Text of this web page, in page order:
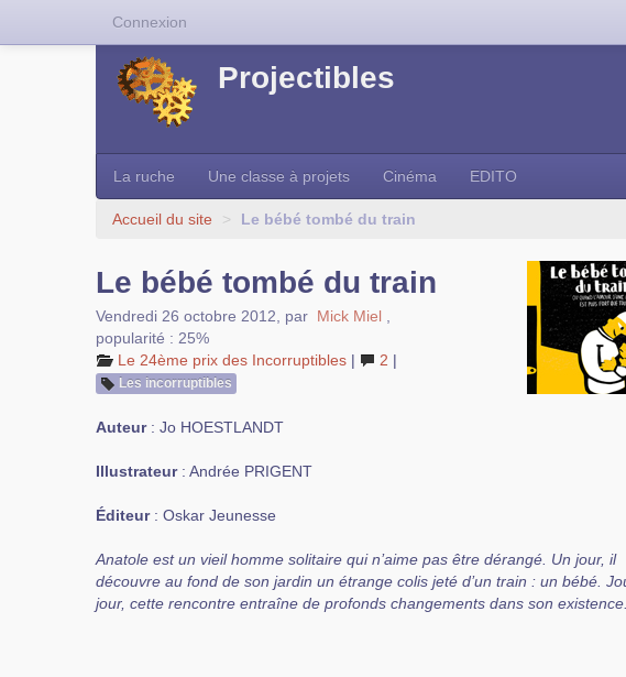
Projectibles
La ruche Une classe à projets Cinéma EDITO
Accueil du site > Le bébé tombé du train
Le bébé tombé du train
Vendredi 26 octobre 2012 par Mick Miel
popularité : 25%
Le 24ème prix des Incorruptibles | 2 |
Les incorruptibles
Auteur: Jo HOESTLANDT
Illustrateur: Andrée PRIGENT
Éditeur: Oskar Jeunesse
Anatole est un vieil homme solitaire qui n’aime pas être dérangé. Un jour, il
découvre au fond de son jardin un étrange colis jeté d’un train : un bébé.
jour, cette rencontre entraîne de profonds changements dans son existence.
Connexion